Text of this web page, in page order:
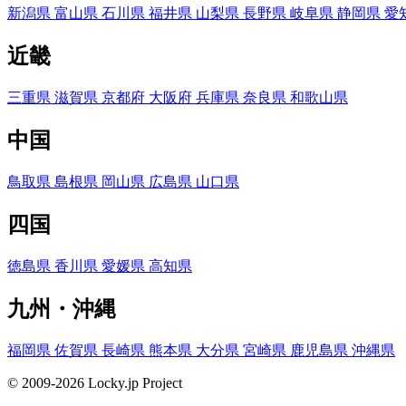
新潟県 富山県 石川県 福井県 山梨県 長野県 岐阜県 静岡県 愛
近畿
三重県 滋賀県 京都府 大阪府 兵庫県 奈良県 和歌山県
中国
鳥取県 島根県 岡山県 広島県 山口県
四国
徳島県 香川県 愛媛県 高知県
九州・沖縄
福岡県 佐賀県 長崎県 熊本県 大分県 宮崎県 鹿児島県 沖縄県
© 2009-2026 Locky.jp Project